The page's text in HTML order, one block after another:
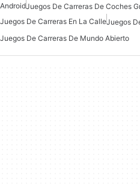
Android
Juegos De Carreras En La Calle
Juegos De Carreras De Mundo Abierto